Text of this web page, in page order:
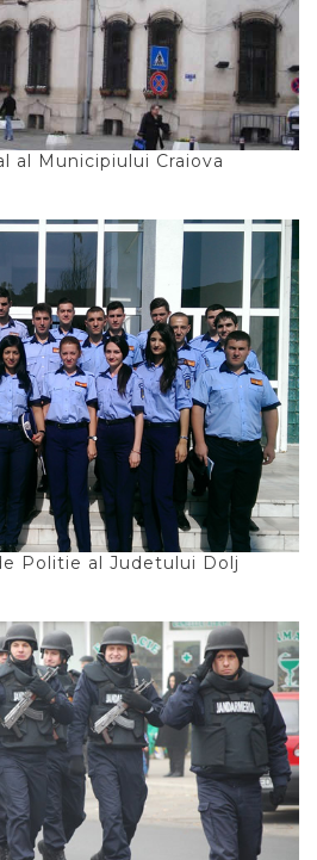
al Municipiului Craiova
Politie al Judetului Dolj